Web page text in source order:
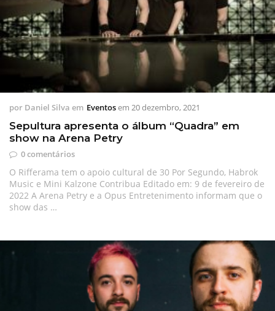
por Daniel Silva em Eventosem 20 dezembro, 2021
Sepultura apresenta o álbum “Quadra” em
show na Arena Petry
0 comentários
O Rifferama tem o apoio cultural de 30 Por Segundo, Habrok
Music e Mini Kalzone Contribua Editado em: 9 de fevereiro de
2022 A Arena Petry e a Opus Entretenimento informam que o
show das …